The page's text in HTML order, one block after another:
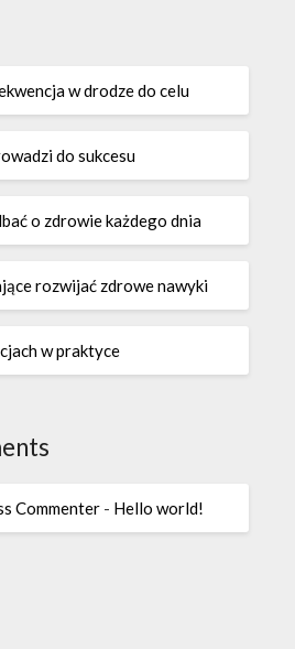
w drodze do celu
do sukcesu
o zdrowie każdego dnia
rozwijać zdrowe nawyki
w praktyce
Commenter - Hello world!